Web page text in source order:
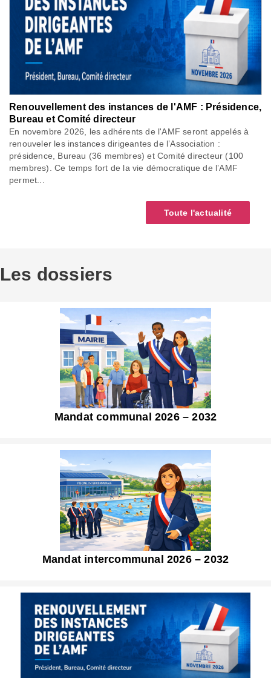
Renouvellement des instances de l'AMF : Présidence,
Bureau et Comité directeur
En novembre 2026, les adhérents de l'AMF seront appelés à
renouveler les instances dirigeantes de l’Association :
présidence, Bureau (36 membres) et Comité directeur (100
membres). Ce temps fort de la vie démocratique de l’AMF
permet...
Toute l'actualité
Les dossiers
Mandat communal 2026 – 2032
Mandat intercommunal 2026 – 2032